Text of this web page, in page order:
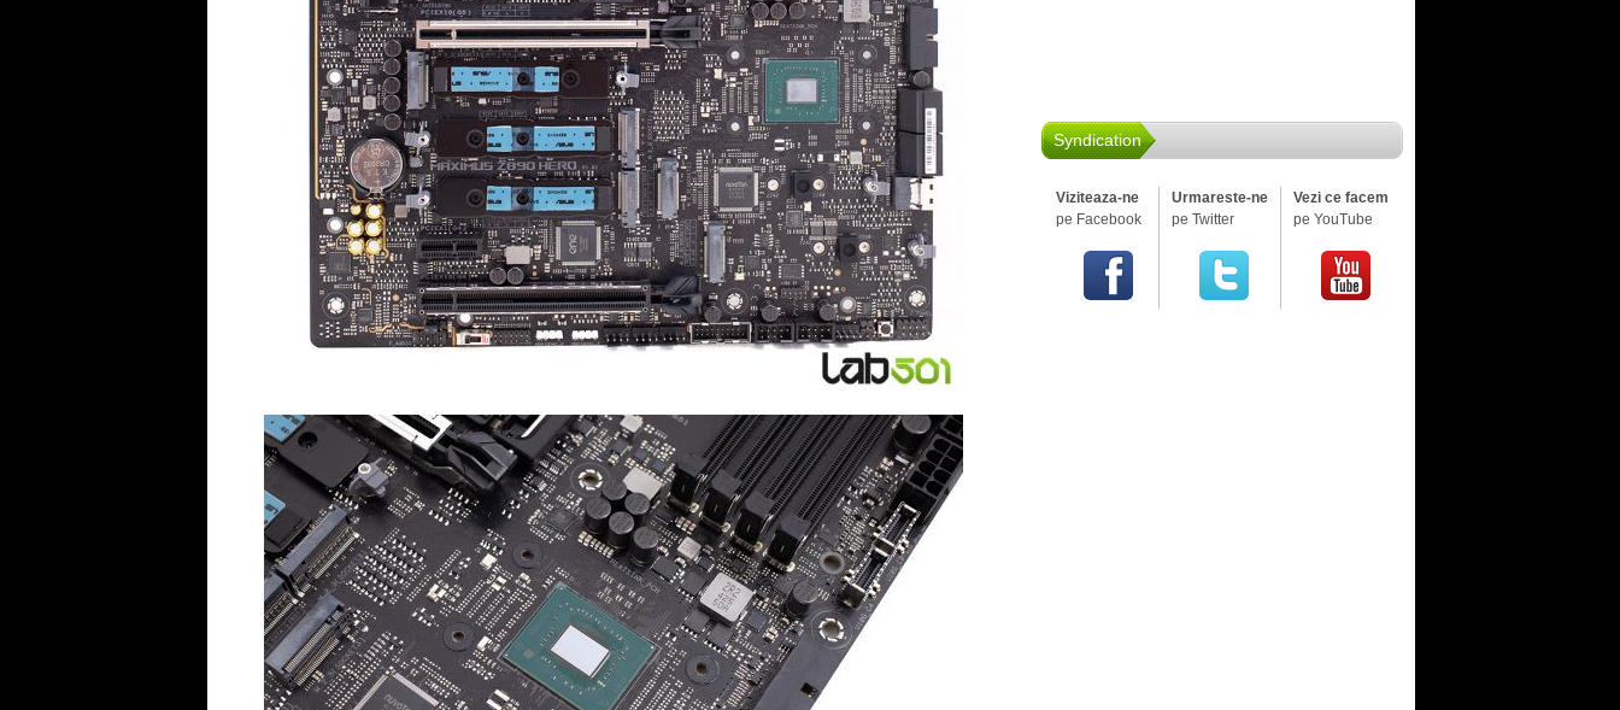
Syndication
Viziteaza-ne
pe Facebook
Urmareste-ne
pe Twitter
Vezi ce facem
pe YouTube